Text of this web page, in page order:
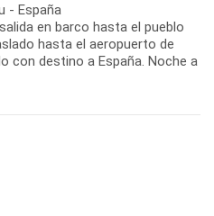
- España
en barco hasta el pueblo
hasta el aeropuerto de
con destino a España. Noche a